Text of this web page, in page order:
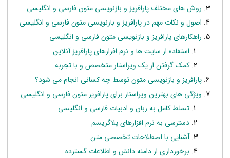
روش های مختلف پارافریز و بازنویسی متون فارسی و انگلیسی
اصول و نکات مهم در پارافریز و بازنویسی متون فارسی و انگلیسی
راهکارهای پارافریز و بازنویسی متون فارسی و انگلیسی
استفاده از سایت ها و نرم افزارهای پارافریز آنلاین
کمک گرفتن از یک ویراستار متخصص و با تجربه
پارافریز و بازنویسی متون توسط چه کسانی انجام می شود؟
ویژگی های بهترین ویراستار برای پارافریز متون فارسی و انگلیسی
تسلط کامل به زبان و ادبیات فارسی و انگلیسی
دسترسی به نرم افزارهای پلاگریسم
آشنایی با اصطلاحات تخصصی متن
برخورداری از دامنه دانش و اطلاعات گسترده